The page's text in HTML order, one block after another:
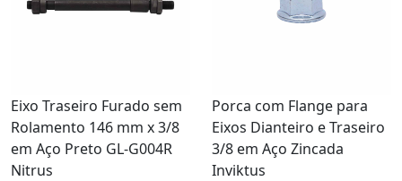
Eixo Traseiro Furado sem
Rolamento 146 mm x 3/8
em Aço Preto GL-G004R
Nitrus
Porca com Flange para
Eixos Dianteiro e Traseiro
3/8 em Aço Zincada
Inviktus